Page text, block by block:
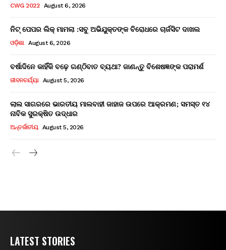
CWG 2022 August 6, 2026
ନିଟ୍ ପେପର ଲିକ୍ ମାମଲା :ସବୁ ଅଭିଯୁକ୍ତଙ୍କ ବିରୋଧରେ ଚାର୍ଜସିଟ ଦାଖଲ
ଓଡ଼ିଶା August 6, 2026
ବର୍ଷାଦିନେ କାହିଁକି ବଢ଼େ ଗଣ୍ଠିବାତ ବ୍ୟଥା? ଜାଣନ୍ତୁ ବିଶେଷଜ୍ଞଙ୍କ ପରାମର୍ଶ
ଜୀବନଚର୍ଯ୍ୟା August 5, 2026
ଲାଲ ସାଗରରେ ଭାରତୀୟ ମାଲବାହୀ ଜାହାଜ ଉପରେ ଆକ୍ରମଣ; ସମସ୍ତ ୧୪
ନାବିକ ସୁରକ୍ଷିତ ଉଦ୍ଧାର
ଅନ୍ତର୍ଜାତୀୟ August 5, 2026
LATEST STORIES